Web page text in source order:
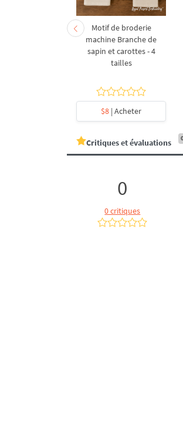
Motif de broderie
machine Branche de
sapin et carottes - 4
tailles
$8 | Acheter
Critiques et évaluations
0
0 critiques